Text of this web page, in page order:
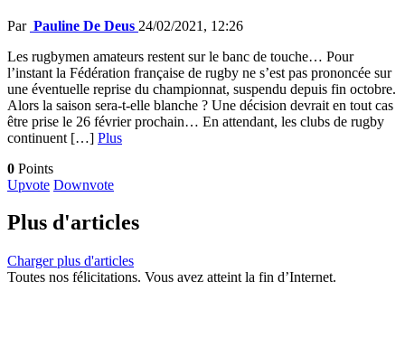
Par Pauline De Deus 24/02/2021, 12:26
Les rugbymen amateurs restent sur le banc de touche… Pour
l’instant la Fédération française de rugby ne s’est pas prononcée sur
une éventuelle reprise du championnat, suspendu depuis fin octobre.
Alors la saison sera-t-elle blanche ? Une décision devrait en tout cas
être prise le 26 février prochain… En attendant, les clubs de rugby
continuent […] Plus
0 Points
Upvote Downvote
Plus d'articles
Charger plus d'articles
Toutes nos félicitations. Vous avez atteint la fin d’Internet.